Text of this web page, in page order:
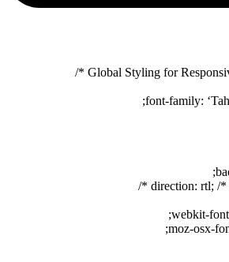
font-family:
direction: rtl; /*